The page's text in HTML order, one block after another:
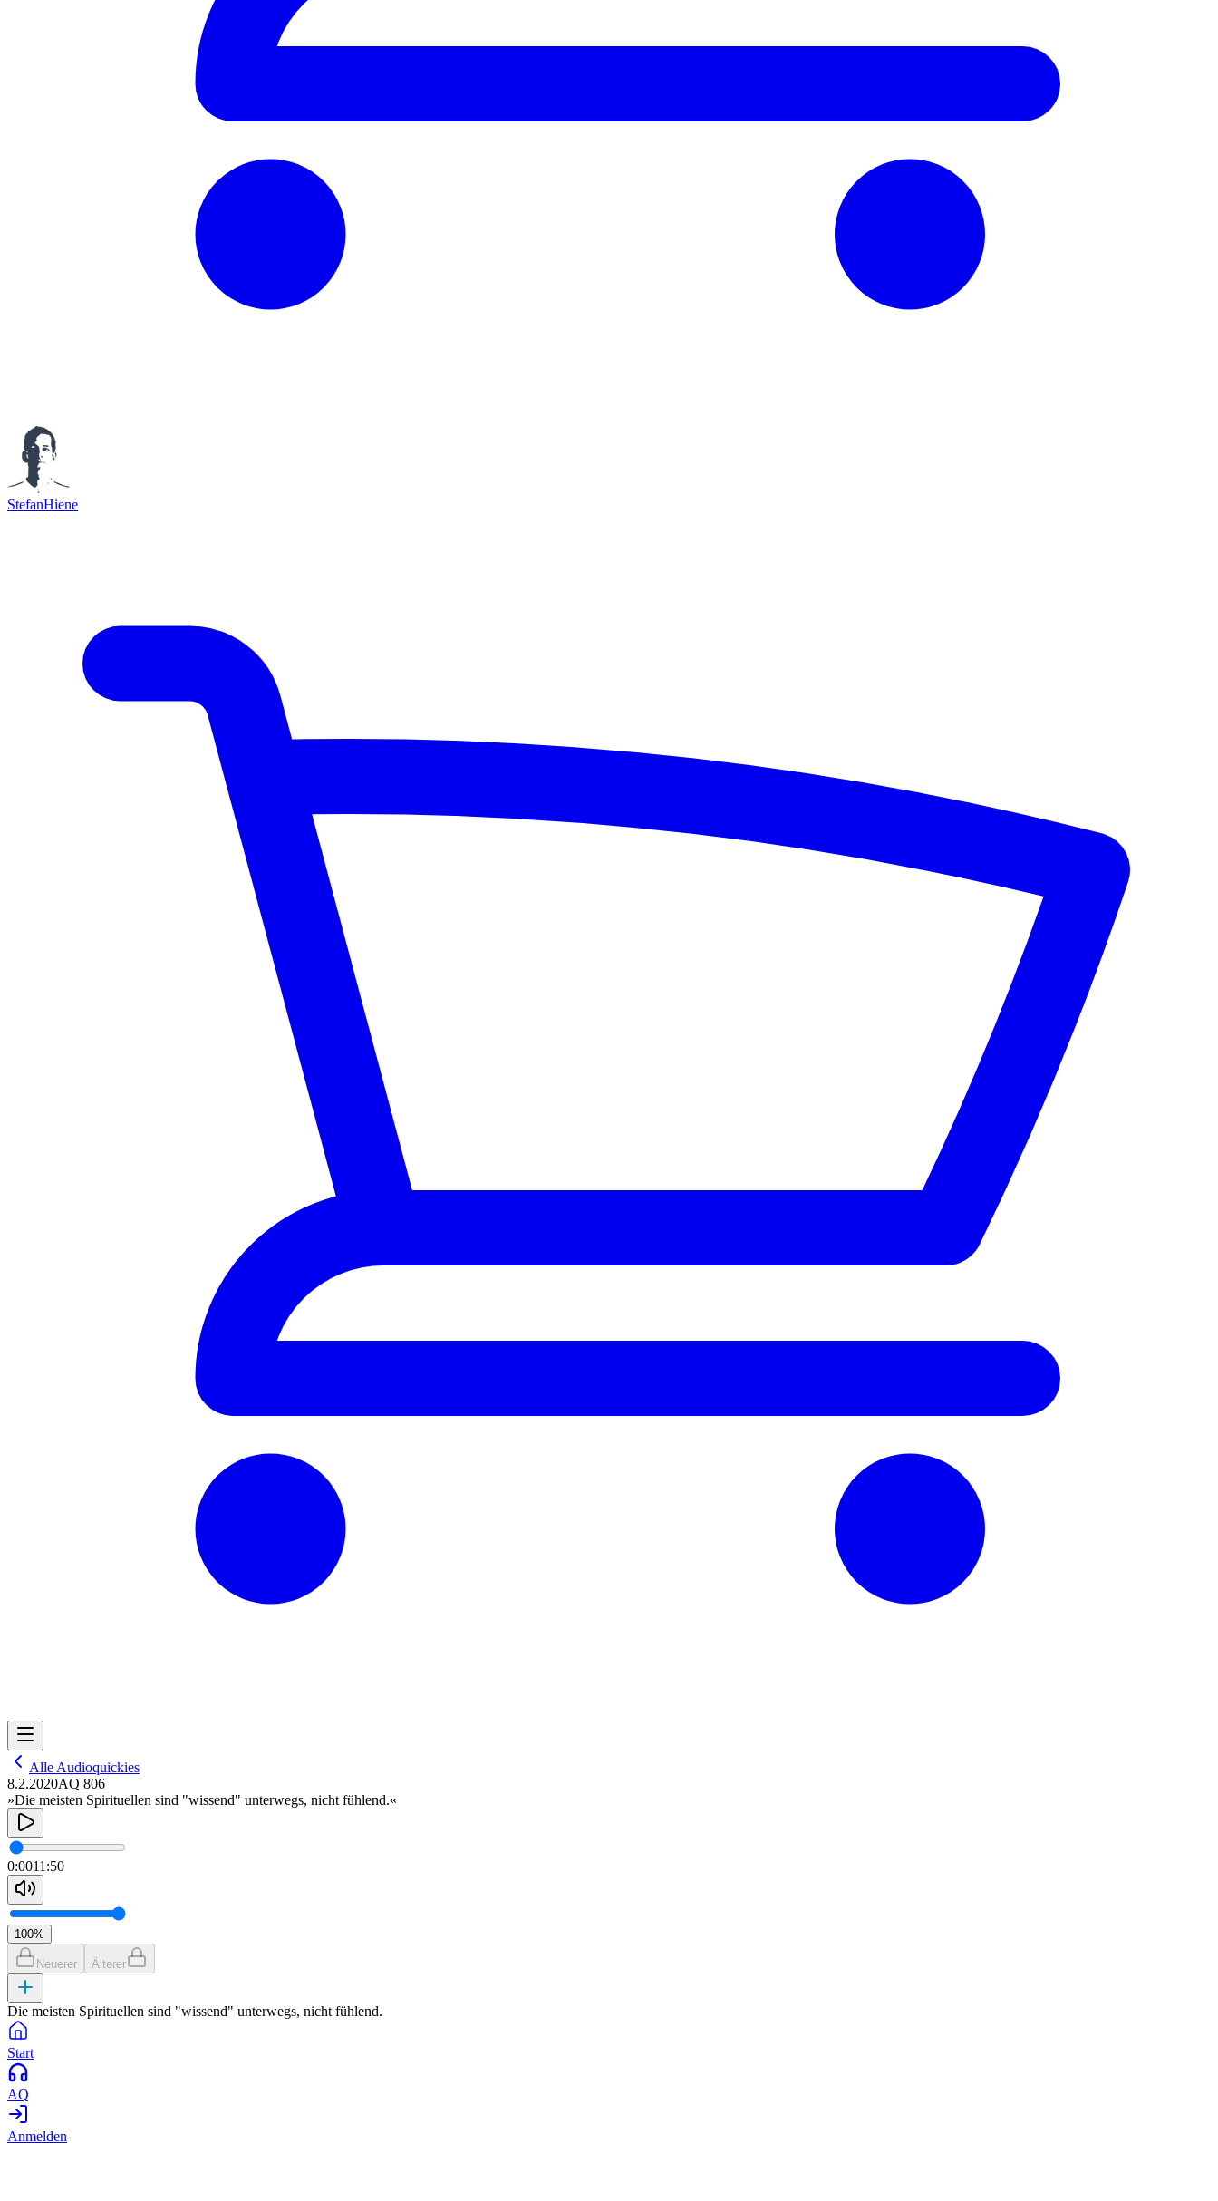
StefanHiene
Alle Audioquickies
8.2.2020AQ 806
»Die meisten Spirituellen sind "wissend" unterwegs, nicht fühlend.«
0:0011:50
100%
Neuerer Älterer
Die meisten Spirituellen sind "wissend" unterwegs, nicht fühlend.
Start
AQ
Anmelden